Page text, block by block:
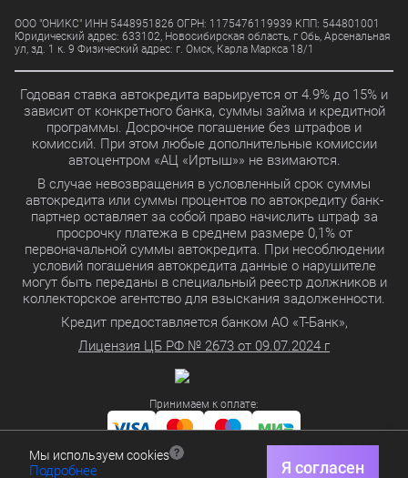
ООО "ОНИКС" ИНН 5448951826 ОГРН: 1175476119939 КПП: 544801001
Юридический адрес: 633102, Новосибирская область, г Обь, Арсенальная
ул, зд. 1 к. 9 Физический адрес: г. Омск, Карла Маркса 18/1
Годовая ставка автокредита варьируется от 4.9% до 15% и
зависит от конкретного банка, суммы займа и кредитной
программы. Досрочное погашение без штрафов и
комиссий. При этом любые дополнительные комиссии
автоцентром «АЦ «Иртыш»» не взимаются.
В случае невозвращения в условленный срок суммы
автокредита или суммы процентов по автокредиту банк-
партнер оставляет за собой право начислить штраф за
просрочку платежа в среднем размере 0,1% от
первоначальной суммы автокредита. При несоблюдении
условий погашения автокредита данные о нарушителе
могут быть переданы в специальный реестр должников и
коллекторское агентство для взыскания задолженности.
Кредит предоставляется банком АО «Т-Банк»,
Лицензия ЦБ РФ № 2673 от 09.07.2024 г
Принимаем к оплате:
Политика в отношении обработки персональных данных
Мы используем cookies
Подробнее Я согласен